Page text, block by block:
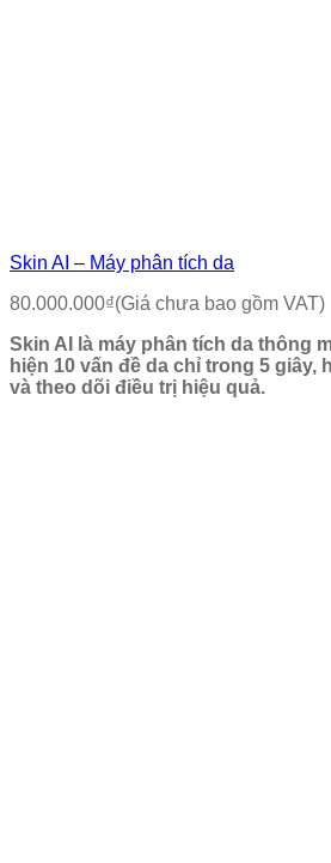
Skin AI – Máy phân tích da
80.000.000₫(Giá chưa bao gồm VAT)
Skin AI là máy phân tích da thông
hiện 10 vấn đề da chỉ trong 5 giây,
và theo dõi điều trị hiệu quả.